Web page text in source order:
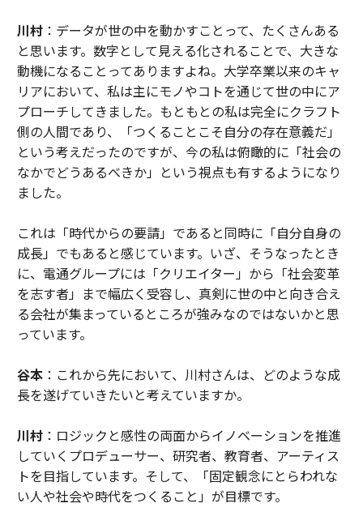
川村：データが世の中を動かすことって、たくさんある
と思います。数字として見える化されることで、大きな
動機になることってありますよね。大学卒業以来のキャ
リアにおいて、私は主にモノやコトを通じて世の中にア
プローチしてきました。もともとの私は完全にクラフト
側の人間であり、「つくることこそ自分の存在意義だ」
という考えだったのですが、今の私は俯瞰的に「社会の
なかでどうあるべきか」という視点も有するようになり
ました。
これは「時代からの要請」であると同時に「自分自身の
成長」でもあると感じています。いざ、そうなったとき
に、電通グループには「クリエイター」から「社会変革
を志す者」まで幅広く受容し、真剣に世の中と向き合え
る会社が集まっているところが強みなのではないかと思
っています。
谷本：これから先において、川村さんは、どのような成
長を遂げていきたいと考えていますか。
川村：ロジックと感性の両面からイノベーションを推進
していくプロデューサー、研究者、教育者、アーティス
トを目指しています。そして、「固定観念にとらわれな
い人や社会や時代をつくること」が目標です。